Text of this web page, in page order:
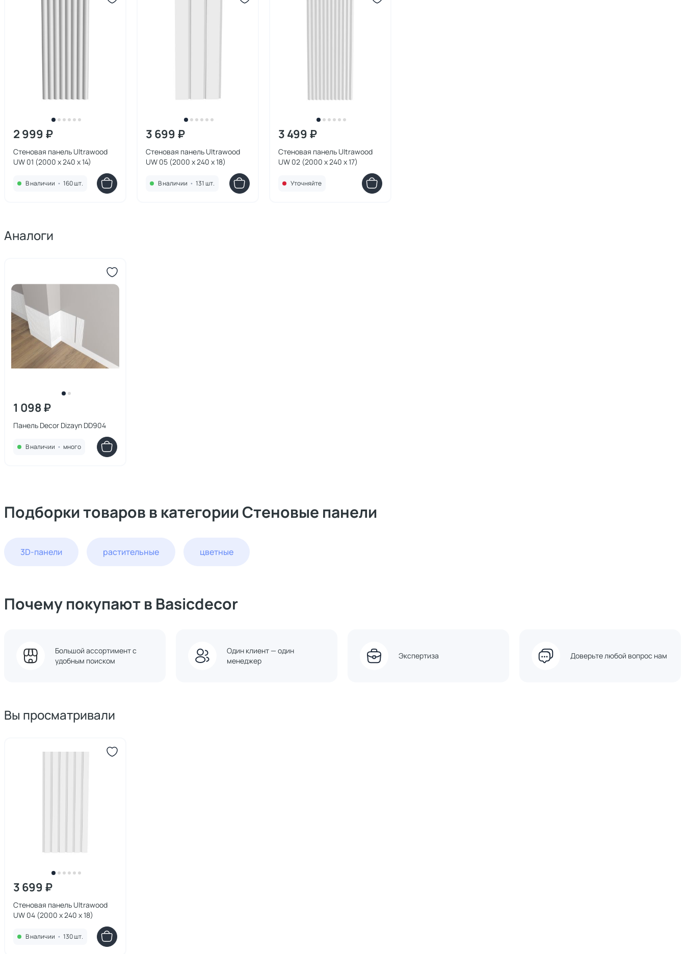
2 999 ₽
Стеновая панель Ultrawood
UW 01 (2000 х 240 х 14)
В наличии • 160 шт.
3 699 ₽
Стеновая панель Ultrawood
UW 05 (2000 х 240 х 18)
В наличии • 131 шт.
3 499 ₽
Стеновая панель Ultrawood
UW 02 (2000 х 240 х 17)
Уточняйте
Аналоги
1 098 ₽
Панель Decor Dizayn DD904
В наличии • много
Подборки товаров в категории Стеновые панели
3D-панели растительные цветные
Почему покупают в Basicdecor
Большой ассортимент с
удобным поиском
Один клиент — один
менеджер
Экспертиза Доверьте любой вопрос нам
Вы просматривали
3 699 ₽
Стеновая панель Ultrawood
UW 04 (2000 х 240 х 18)
В наличии • 130 шт.